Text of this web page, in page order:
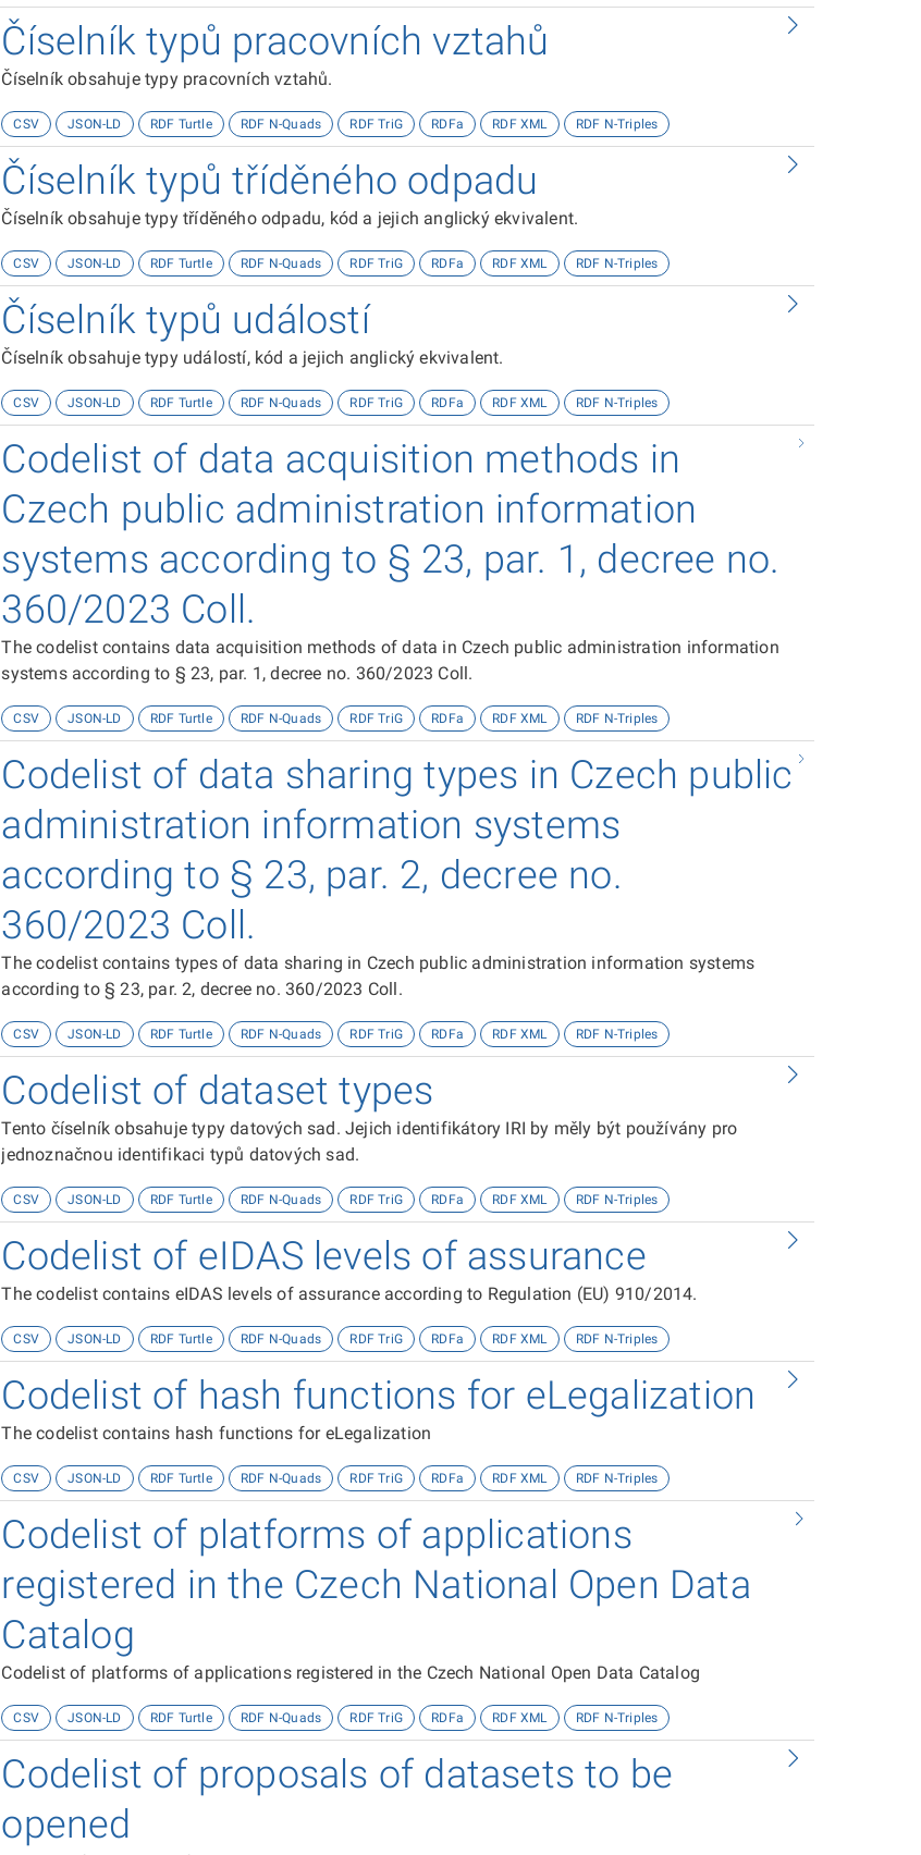
Číselník typů pracovních vztahů
Číselník obsahuje typy pracovních vztahů.
CSV JSON-LD RDF Turtle RDF N-Quads RDF TriG RDFa RDF XML RDF N-Triples
Číselník typů tříděného odpadu
Číselník obsahuje typy tříděného odpadu, kód a jejich anglický ekvivalent.
CSV JSON-LD RDF Turtle RDF N-Quads RDF TriG RDFa RDF XML RDF N-Triples
Číselník typů událostí
Číselník obsahuje typy událostí, kód a jejich anglický ekvivalent.
CSV JSON-LD RDF Turtle RDF N-Quads RDF TriG RDFa RDF XML RDF N-Triples
Codelist of data acquisition methods in
Czech public administration information
systems according to § 23, par. 1, decree no.
360/2023 Coll.
The codelist contains data acquisition methods of data in Czech public administration information
systems according to § 23, par. 1, decree no. 360/2023 Coll.
CSV JSON-LD RDF Turtle RDF N-Quads RDF TriG RDFa RDF XML RDF N-Triples
Codelist of data sharing types in Czech public
administration information systems
according to § 23, par. 2, decree no.
360/2023 Coll.
The codelist contains types of data sharing in Czech public administration information systems
according to § 23, par. 2, decree no. 360/2023 Coll.
CSV JSON-LD RDF Turtle RDF N-Quads RDF TriG RDFa RDF XML RDF N-Triples
Codelist of dataset types
Tento číselník obsahuje typy datových sad. Jejich identifikátory IRI by měly být používány pro
jednoznačnou identifikaci typů datových sad.
CSV JSON-LD RDF Turtle RDF N-Quads RDF TriG RDFa RDF XML RDF N-Triples
Codelist of eIDAS levels of assurance
The codelist contains eIDAS levels of assurance according to Regulation (EU) 910/2014.
CSV JSON-LD RDF Turtle RDF N-Quads RDF TriG RDFa RDF XML RDF N-Triples
Codelist of hash functions for eLegalization
The codelist contains hash functions for eLegalization
CSV JSON-LD RDF Turtle RDF N-Quads RDF TriG RDFa RDF XML RDF N-Triples
Codelist of platforms of applications
registered in the Czech National Open Data
Catalog
Codelist of platforms of applications registered in the Czech National Open Data Catalog
CSV JSON-LD RDF Turtle RDF N-Quads RDF TriG RDFa RDF XML RDF N-Triples
Codelist of proposals of datasets to be
opened